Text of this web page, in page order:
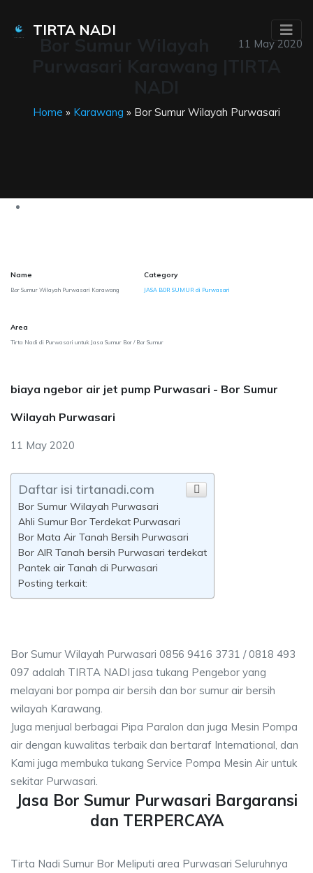
TIRTA NADI
11 May 2020
Home » Karawang » Bor Sumur Wilayah Purwasari
Name
Bor Sumur Wilayah Purwasari Karawang
Category
JASA BOR SUMUR di Purwasari
Area
Tirta Nadi di Purwasari untuk Jasa Sumur Bor / Bor Sumur
biaya ngebor air jet pump Purwasari - Bor Sumur
Wilayah Purwasari
11 May 2020
Daftar isi tirtanadi.com
Bor Sumur Wilayah Purwasari
Ahli Sumur Bor Terdekat Purwasari
Bor Mata Air Tanah Bersih Purwasari
Bor AIR Tanah bersih Purwasari terdekat
Pantek air Tanah di Purwasari
Posting terkait:
Bor Sumur Wilayah Purwasari 0856 9416 3731 / 0818 493
097 adalah TIRTA NADI jasa tukang Pengebor yang
melayani bor pompa air bersih dan bor sumur air bersih
wilayah Karawang.
Juga menjual berbagai Pipa Paralon dan juga Mesin Pompa
air dengan kuwalitas terbaik dan bertaraf International, dan
Kami juga membuka tukang Service Pompa Mesin Air untuk
sekitar Purwasari.
Jasa Bor Sumur Purwasari Bargaransi
dan TERPERCAYA
Tirta Nadi Sumur Bor Meliputi area Purwasari Seluruhnya